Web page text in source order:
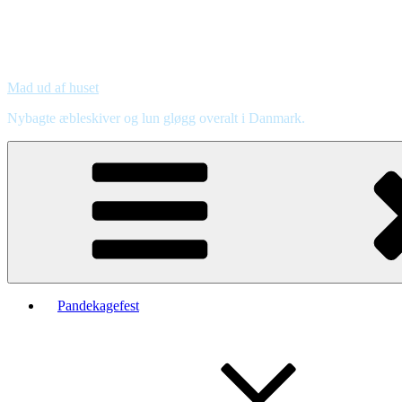
Mad ud af huset
Nybagte æbleskiver og lun gløgg overalt i Danmark.
Pandekagefest